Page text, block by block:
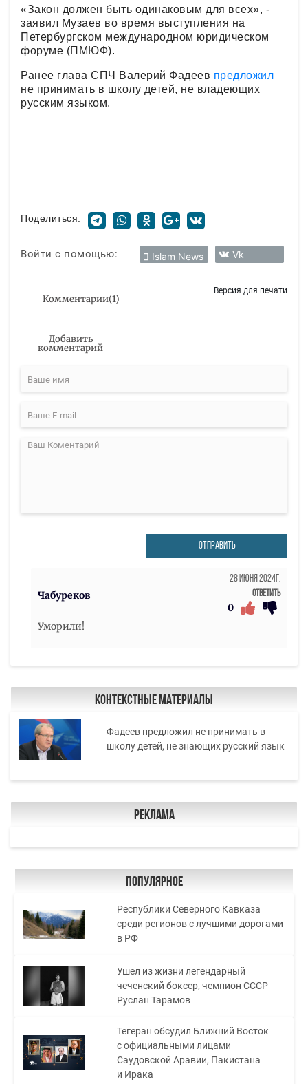
«Закон должен быть одинаковым для всех», -
заявил Музаев во время выступления на
Петербургском международном юридическом
форуме (ПМЮФ).
Ранее глава СПЧ Валерий Фадеев предложил
не принимать в школу детей, не владеющих
русским языком.
Поделиться:
Войти с помощью: Islam News Vk
Комментарии(1)
Версия для печати
Добавить
комментарий
ОТПРАВИТЬ
Чабуреков
28 Июня 2024г.
Ответить
0
Уморили!
Контекстные материалы
Фадеев предложил не принимать в
школу детей, не знающих русский язык
Реклама
Популярное
Республики Северного Кавказа
среди регионов с лучшими дорогами
в РФ
Ушел из жизни легендарный
чеченский боксер, чемпион СССР
Руслан Тарамов
Тегеран обсудил Ближний Восток
с официальными лицами
Саудовской Аравии, Пакистана
и Ирака